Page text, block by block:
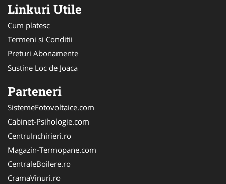
Linkuri Utile
Cum platesc
Termeni si Conditii
Preturi Abonamente
Sustine Loc de Joaca
Parteneri
SistemeFotovoltaice.com
Cabinet-Psihologie.com
CentruInchirieri.ro
Magazin-Termopane.com
CentraleBoilere.ro
CramaVinuri.ro